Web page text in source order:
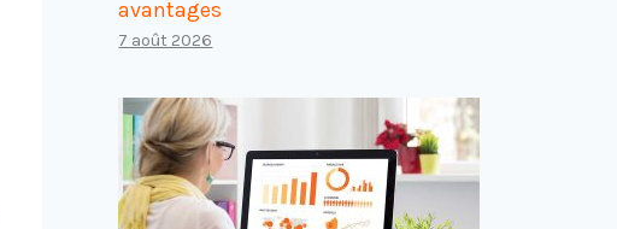
avantages
7 août 2026